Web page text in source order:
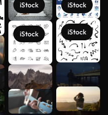
iStock
iStock
iStock
iStock
Ver más